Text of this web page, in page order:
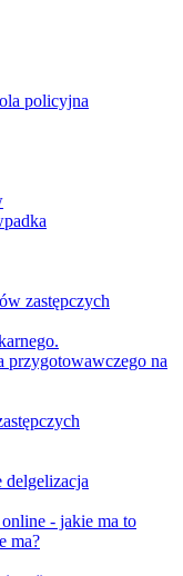
policyjna
zastępczych
przygotowawczego na
delgelizacja
- jakie ma to
ma?